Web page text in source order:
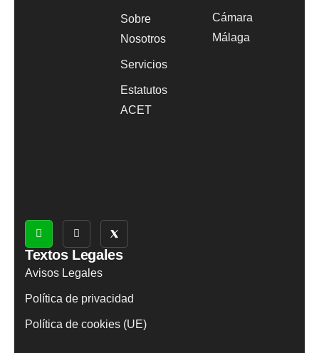
Sobre
Nosotros
Servicios
Estatutos
ACET
Cámara
Málaga
Textos Legales
Avisos Legales
Política de privacidad
Política de cookies (UE)